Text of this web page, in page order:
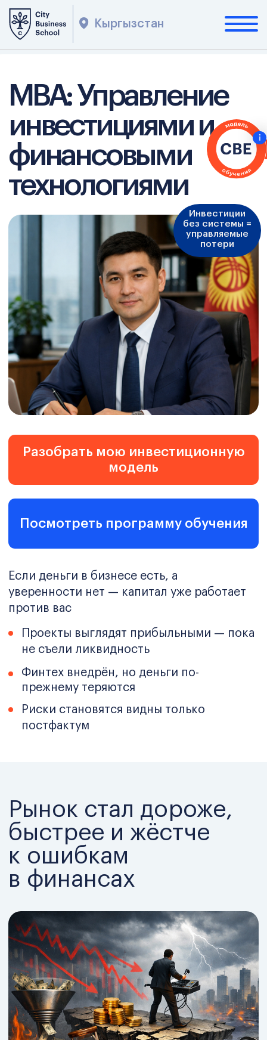
Кыргызстан
Посмотреть программу обучения
Разобрать мою инвестиционную
модель
Если деньги в бизнесе есть, а
против вас
Проекты выглядят прибыльными — пока
постфактум
инвестициями и
финансовыми
технологиями
Инвестиции
без системы =
управляемые
Цена ошибки в инвестициях выросла.
Ликвидность стала ограничением.
Деньги без модели = риск.
Ручное управление ломается первым.
Рынок стал дороже,
быстрее и жёстче
к ошибкам
в финансах
В таких условиях ручное управление
не масштабируется. Оно ломается
первым.
Если вы это видите —
проблема
не в рынках и
не в технологиях